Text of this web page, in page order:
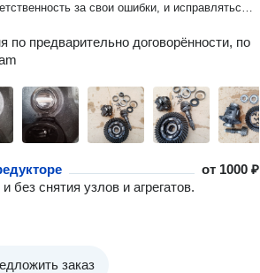
за свои ошибки, и исправляться,
по предварительно договорённости, по
от 1000 ₽
без снятия узлов и агрегатов.
заказ